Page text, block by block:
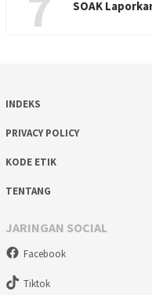
SOAK
INDEKS
PRIVACY POLICY
KODE ETIK
TENTANG
JARINGAN SOCIAL
Facebook
Tiktok